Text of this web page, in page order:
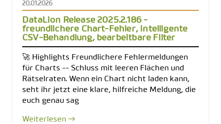
20.01.2026
DataLion Release 2025.2.186 -
freundlichere Chart-Fehler, intelligente
CSV-Behandlung, bearbeitbare Filter
🚀 Highlights Freundlichere Fehlermeldungen
für Charts -- Schluss mit leeren Flächen und
Rätselraten. Wenn ein Chart nicht laden kann,
seht ihr jetzt eine klare, hilfreiche Meldung, die
euch genau sag
Weiterlesen →